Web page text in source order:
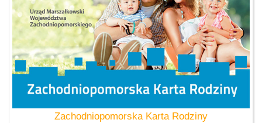
Zachodniopomorska Karta Rodziny